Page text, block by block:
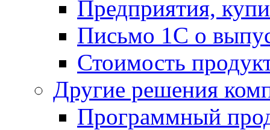
Предприятия,
Письмо 1С о
Стоимость
Другие решения
Программный